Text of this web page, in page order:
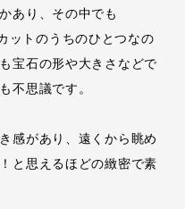
あり、その中でも
ットのうちのひとつなの
宝石の形や大きさなどで
不思議です。
感があり、遠くから眺め
と思えるほどの緻密で素